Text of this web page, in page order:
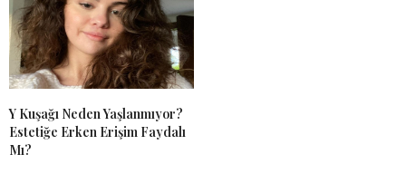
Y Kuşağı Neden Yaşlanmıyor?
Estetiğe Erken Erişim Faydalı
Mı?